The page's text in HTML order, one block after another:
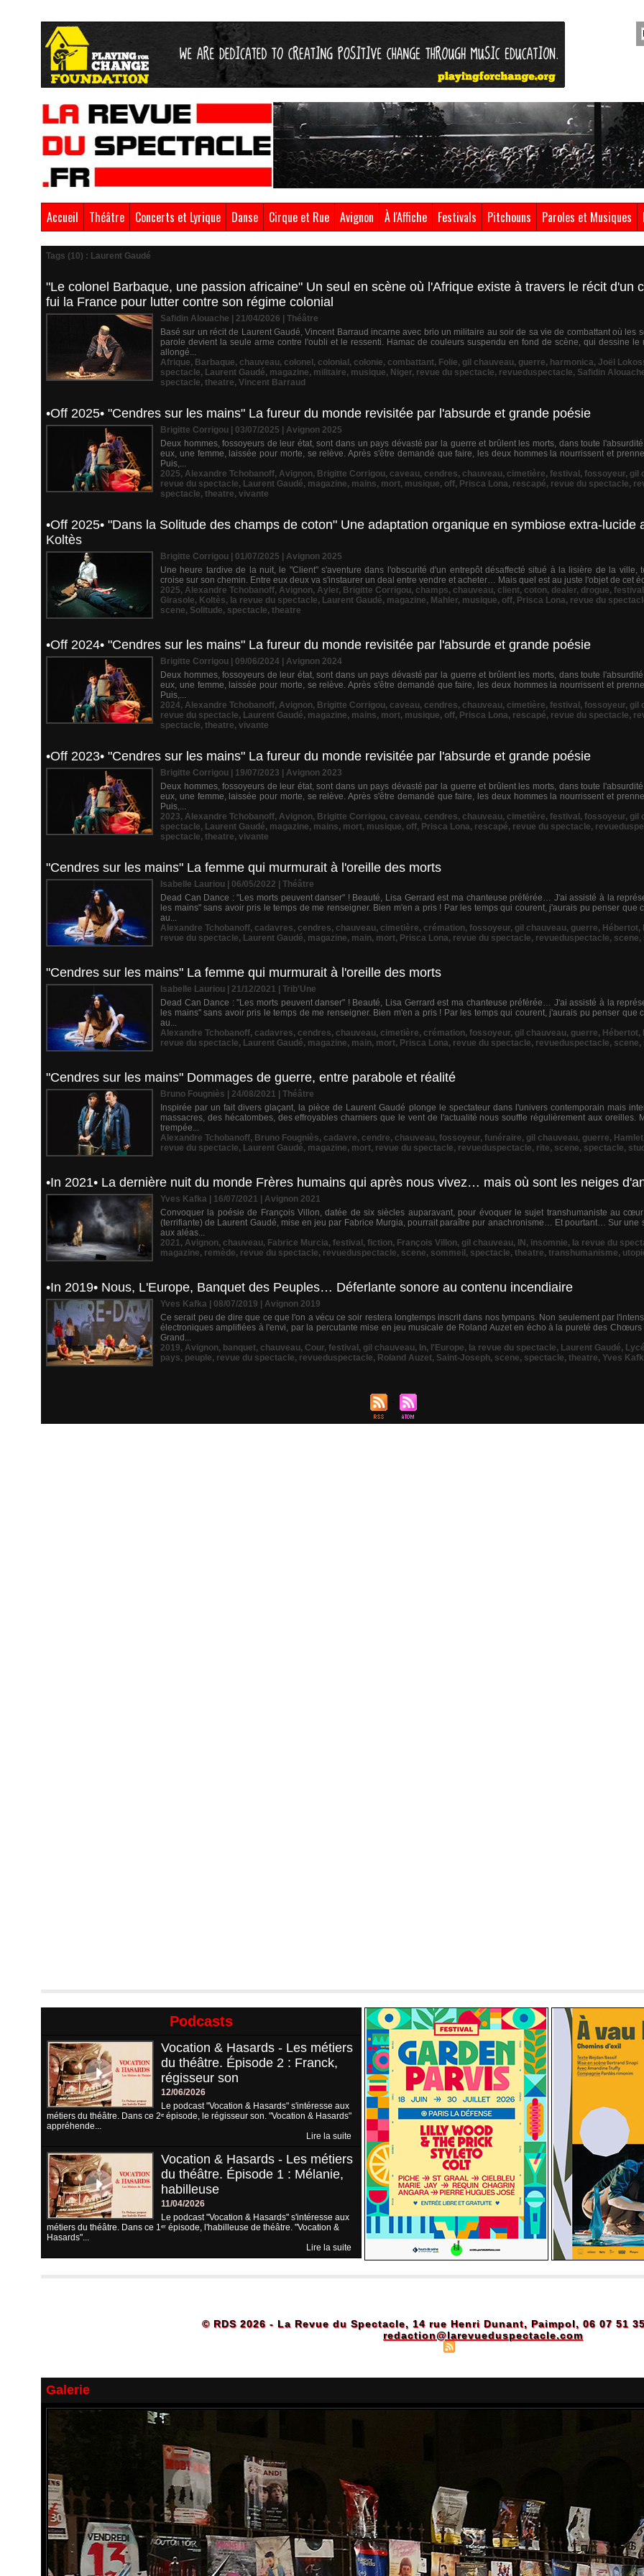
Accueil Théâtre Concerts et Lyrique Danse Cirque et Rue Avignon À l'Affiche Festivals Pitchouns Paroles et Musiques
Tags (10) : Laurent Gaudé
"Le colonel Barbaque, une passion africaine" Un seul en scène où l'Afrique existe à travers le récit d'un
fui la France pour lutter contre son régime colonial
Safidin Alouache | 21/04/2026
Théâtre
Basé sur un récit de Laurent Gaudé, Vincent Barraud incarne avec brio un militaire au soir de sa vie de combattant où les
parole devient la seule arme contre l'oubli et le ressenti. Hamac de couleurs suspendu en fond de scène, qui dessine le
allongé...
Afrique, Barbaque, chauveau, colonel , colonial , colonie, combattant, Folie, gil chauveau, guerre, harmonica, Joël
spectacle, Laurent Gaudé, magazine, militaire, musique, Niger, revue du spectacle, revueduspectacle, Safidin
spectacle, theatre, Vincent Barraud
•Off 2025• "Cendres sur les mains" La fureur du monde revisitée par l'absurde et grande poésie
Brigitte Corrigou | 03/07/2025
Avignon 2025
Deux hommes, fossoyeurs de leur état, sont dans un pays dévasté par la guerre et brûlent les morts, dans toute
eux, une femme, laissée pour morte, se relève. Après s'être demandé que faire, les deux hommes la nourrissent et
Puis,...
2025, Alexandre Tchobanoff, Avignon, Brigitte Corrigou, caveau, cendres, chauveau, cimetière, festival , fossoyeur, gil
revue du spectacle, Laurent Gaudé, magazine, mains, mort, musique, off, Prisca Lona, rescapé, revue du spectacle,
spectacle, theatre, vivante
•Off 2025• "Dans la Solitude des champs de coton" Une adaptation organique en symbiose extra-lucide
Koltès
Brigitte Corrigou | 01/07/2025
Avignon 2025
Une heure tardive de la nuit, le "Client" s'aventure dans l'obscurité d'un entrepôt désaffecté situé à la lisière de la ville,
croise sur son chemin. Entre eux deux va s'instaurer un deal entre vendre et acheter… Mais quel est au juste l'objet de cet
2025, Alexandre Tchobanoff, Avignon, Ayler, Brigitte Corrigou, champs, chauveau, client, coton, dealer, drogue, festival
Girasole, Koltès, la revue du spectacle, Laurent Gaudé, magazine, Mahler, musique, off, Prisca Lona, revue du
scene, Solitude, spectacle, theatre
•Off 2024• "Cendres sur les mains" La fureur du monde revisitée par l'absurde et grande poésie
Brigitte Corrigou | 09/06/2024
Avignon 2024
Deux hommes, fossoyeurs de leur état, sont dans un pays dévasté par la guerre et brûlent les morts, dans toute
eux, une femme, laissée pour morte, se relève. Après s'être demandé que faire, les deux hommes la nourrissent et
Puis,...
2024, Alexandre Tchobanoff, Avignon, Brigitte Corrigou, caveau, cendres, chauveau, cimetière, festival , fossoyeur, gil
revue du spectacle, Laurent Gaudé, magazine, mains, mort, musique, off, Prisca Lona, rescapé, revue du spectacle,
spectacle, theatre, vivante
•Off 2023• "Cendres sur les mains" La fureur du monde revisitée par l'absurde et grande poésie
Brigitte Corrigou | 19/07/2023
Avignon 2023
Deux hommes, fossoyeurs de leur état, sont dans un pays dévasté par la guerre et brûlent les morts, dans toute
eux, une femme, laissée pour morte, se relève. Après s'être demandé que faire, les deux hommes la nourrissent et
Puis,...
2023, Alexandre Tchobanoff, Avignon, Brigitte Corrigou, caveau, cendres, chauveau, cimetière, festival , fossoyeur, gil
spectacle, Laurent Gaudé, magazine, mains, mort, musique, off, Prisca Lona, rescapé, revue du spectacle,
spectacle, theatre, vivante
"Cendres sur les mains" La femme qui murmurait à l'oreille des morts
Isabelle Lauriou | 06/05/2022
Théâtre
Dead Can Dance : "Les morts peuvent danser" ! Beauté, Lisa Gerrard est ma chanteuse préférée… J'ai assisté à la
les mains" sans avoir pris le temps de me renseigner. Bien m'en a pris ! Par les temps qui courent, j'aurais pu penser que
au...
Alexandre Tchobanoff, cadavres, cendres, chauveau, cimetière, crémation, fossoyeur, gil chauveau, guerre, Hébertot,
revue du spectacle, Laurent Gaudé, magazine, main, mort, Prisca Lona, revue du spectacle, revueduspectacle, scene,
"Cendres sur les mains" La femme qui murmurait à l'oreille des morts
Isabelle Lauriou | 21/12/2021
Trib'Une
Dead Can Dance : "Les morts peuvent danser" ! Beauté, Lisa Gerrard est ma chanteuse préférée… J'ai assisté à la
les mains" sans avoir pris le temps de me renseigner. Bien m'en a pris ! Par les temps qui courent, j'aurais pu penser que
au...
Alexandre Tchobanoff, cadavres, cendres, chauveau, cimetière, crémation, fossoyeur, gil chauveau, guerre, Hébertot,
revue du spectacle, Laurent Gaudé, magazine, main, mort, Prisca Lona, revue du spectacle, revueduspectacle, scene,
"Cendres sur les mains" Dommages de guerre, entre parabole et réalité
Bruno Fougniès | 24/08/2021
Théâtre
Inspirée par un fait divers glaçant, la pièce de Laurent Gaudé plonge le spectateur dans l'univers contemporain mais
massacres, des hécatombes, des effroyables charniers que le vent de l'actualité nous souffle régulièrement aux oreilles.
trempée...
Alexandre Tchobanoff, Bruno Fougniès, cadavre, cendre, chauveau, fossoyeur, funéraire, gil chauveau, guerre, Hamlet
revue du spectacle, Laurent Gaudé, magazine, mort, revue du spectacle, revueduspectacle, rite, scene, spectacle,
•In 2021• La dernière nuit du monde Frères humains qui après nous vivez… mais où sont les neiges
Yves Kafka | 16/07/2021
Avignon 2021
Convoquer la poésie de François Villon, datée de six siècles auparavant, pour évoquer le sujet transhumaniste au
(terrifiante) de Laurent Gaudé, mise en jeu par Fabrice Murgia, pourrait paraître pur anachronisme… Et pourtant… Sur une
aux aléas...
2021, Avignon, chauveau, Fabrice Murcia, festival , fiction, François Villon, gil chauveau, IN , insomnie, la revue du
magazine, remède, revue du spectacle, revueduspectacle, scene, sommeil , spectacle, theatre, transhumanisme,
•In 2019• Nous, L'Europe, Banquet des Peuples… Déferlante sonore au contenu incendiaire
Yves Kafka | 08/07/2019
Avignon 2019
Ce serait peu de dire que ce que l'on a vécu ce soir restera longtemps inscrit dans nos tympans. Non seulement par
électroniques amplifiées à l'envi, par la percutante mise en jeu musicale de Roland Auzet en écho à la pureté des Chœurs
Grand...
2019, Avignon, banquet, chauveau, Cour, festival , gil chauveau, In, l'Europe, la revue du spectacle, Laurent Gaudé,
pays, peuple, revue du spectacle, revueduspectacle, Roland Auzet, Saint-Joseph, scene, spectacle, theatre, Yves
Podcasts
Vocation & Hasards - Les métiers
du théâtre. Épisode 2 : Franck,
régisseur son
12/06/2026
Le podcast "Vocation & Hasards" s'intéresse aux
métiers du théâtre. Dans ce 2ᵉ épisode, le régisseur son. "Vocation & Hasards"
appréhende...
Lire la suite
Vocation & Hasards - Les métiers
du théâtre. Épisode 1 : Mélanie,
habilleuse
11/04/2026
Le podcast "Vocation & Hasards" s'intéresse aux
métiers du théâtre. Dans ce 1ᵉʳ épisode, l'habilleuse de théâtre. "Vocation &
Hasards"...
Lire la suite
© RDS 2026 - La Revue du Spectacle, 14 rue Henri Dunant, Paimpol, 06 07 51
redaction@larevueduspectacle.com
Galerie